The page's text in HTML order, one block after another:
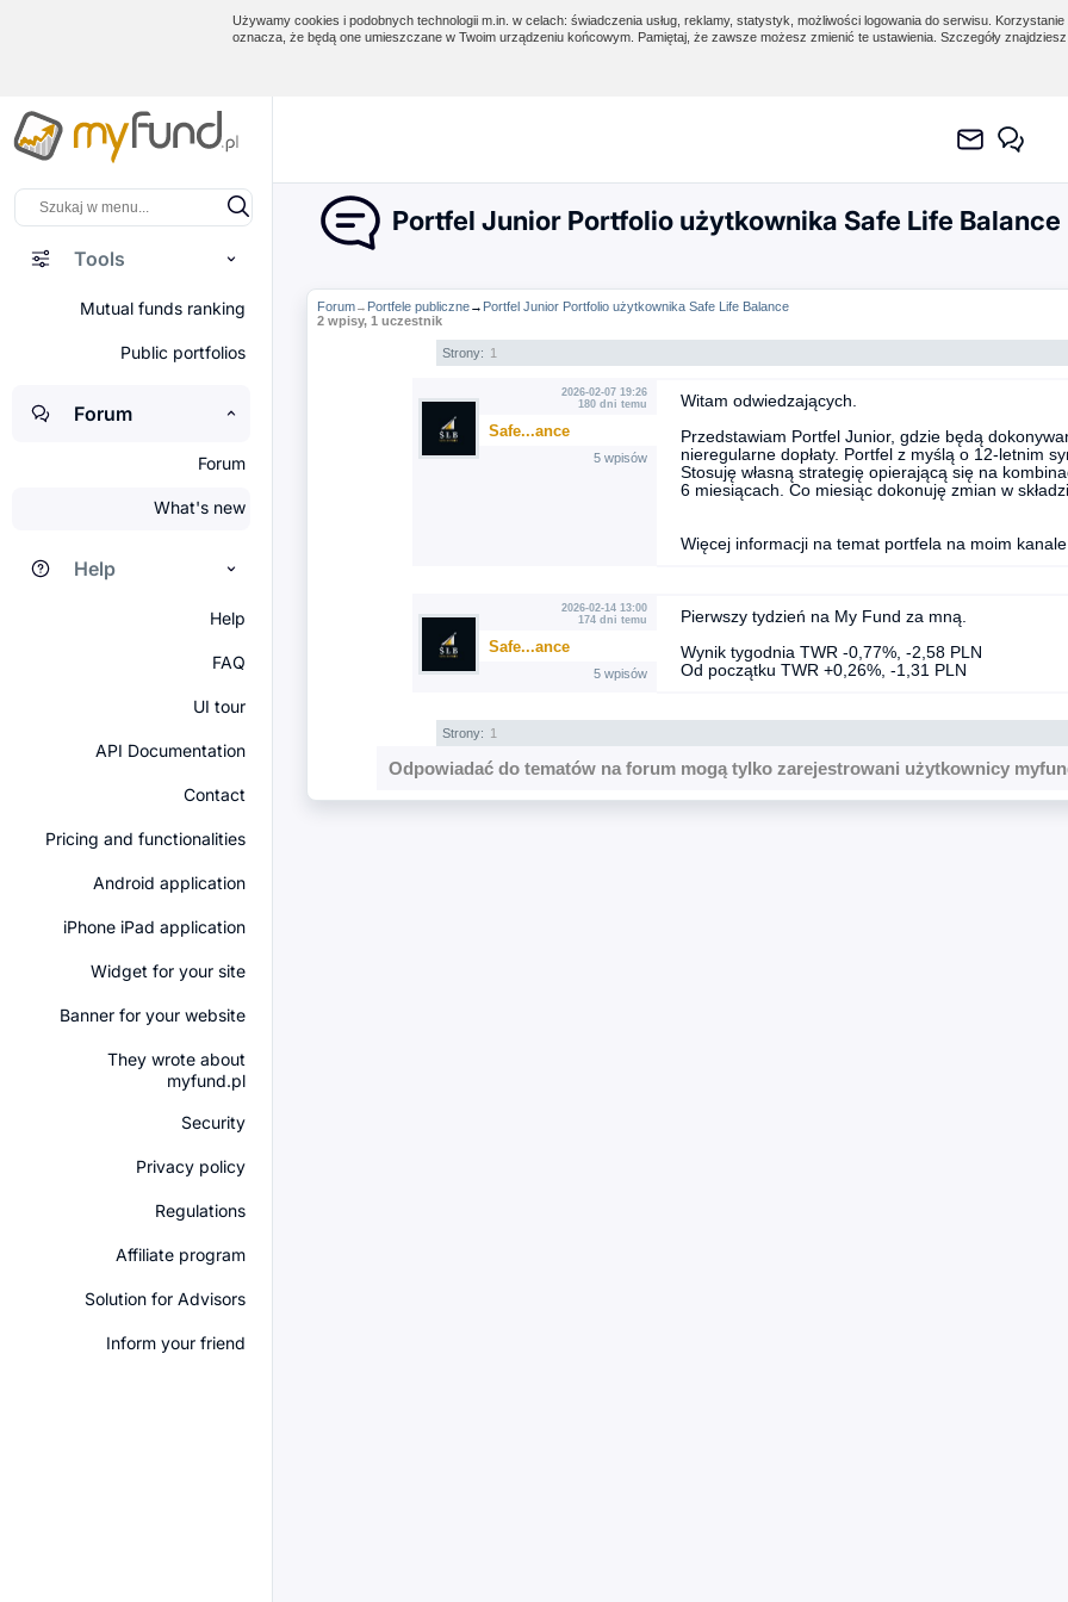
Używamy cookies i podobnych technologii m.in. w celach: świadczenia usług, reklamy, statystyk, możliwości logowania do serwisu.
oznacza, że będą one umieszczane w Twoim urządzeniu końcowym. Pamiętaj, że zawsze możesz zmienić te ustawienia. Szczegóły
Tools
Mutual funds ranking
Public portfolios
Forum
Forum
What's new
Help
Help
FAQ
UI tour
API Documentation
Contact
Pricing and functionalities
Android application
iPhone iPad application
Widget for your site
Banner for your website
They wrote about
myfund.pl
Security
Privacy policy
Regulations
Affiliate program
Solution for Advisors
Inform your friend
Portfel Junior Portfolio użytkownika Safe Life Balance
Forum→ Portfele publiczne→ Portfel Junior Portfolio użytkownika Safe Life Balance
2 wpisy, 1 uczestnik
Strony: 1
2026-02-07 19:26
180 dni temu
Safe...ance
5 wpisów
Witam odwiedzających.
Przedstawiam Portfel Junior, gdzie będą
nieregularne dopłaty. Portfel z myślą o 12-letnim
Stosuję własną strategię opierającą się na
6 miesiącach. Co miesiąc dokonuję zmian w
Więcej informacji na temat portfela na moim kanale
2026-02-14 13:00
174 dni temu
Safe...ance
5 wpisów
Pierwszy tydzień na My Fund za mną.
Wynik tygodnia TWR -0,77%, -2,58 PLN
Od początku TWR +0,26%, -1,31 PLN
Strony: 1
Odpowiadać do tematów na forum mogą tylko zarejestrowani użytkownicy